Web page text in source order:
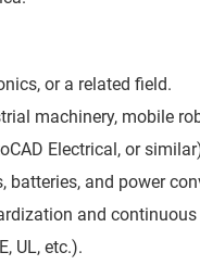
or a related field.
machinery, mobile
Electrical, or
batteries, and power
and
UL, etc.).